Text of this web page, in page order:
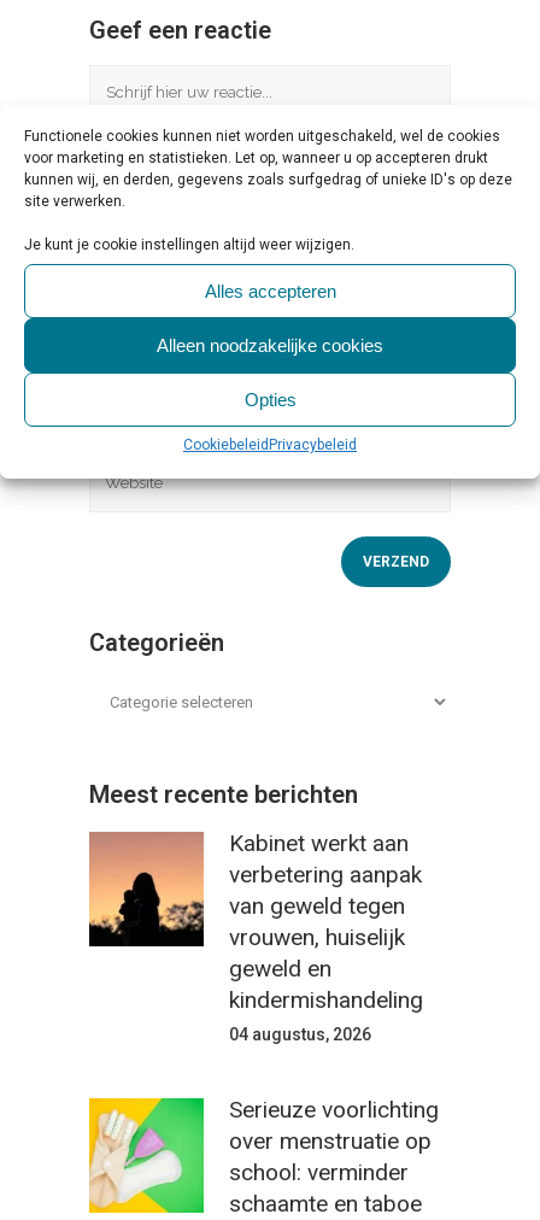
Functionele cookies kunnen niet worden uitgeschakeld, wel de cookies
voor marketing en statistieken. Let op, wanneer u op accepteren drukt
kunnen wij, en derden, gegevens zoals surfgedrag of unieke ID's op deze
site verwerken.
Je kunt je cookie instellingen altijd weer wijzigen.
Alles accepteren
Alleen noodzakelijke cookies
Opties
Cookiebeleid Privacybeleid
Geef een reactie
Categorieën
Meest recente berichten
Kabinet werkt aan
verbetering aanpak
van geweld tegen
vrouwen, huiselijk
geweld en
kindermishandeling
04 augustus, 2026
Serieuze voorlichting
over menstruatie op
school: verminder
schaamte en taboe